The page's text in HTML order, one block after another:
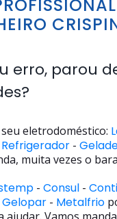
erro, parou
eletrodoméstico:
Refrigerador-
muita vezes o
- Consul-
Gelopar- Metalfrio